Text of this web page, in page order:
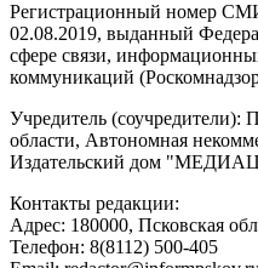
Регистрационный номер
02.08.2019, выданный
сфере связи,
коммуникаций
Учредитель (соучредители):
области, Автономная
Издательский дом
Контакты редакции:
Адреc: 180000, Псковская
Телефон: 8(8112) 500-405